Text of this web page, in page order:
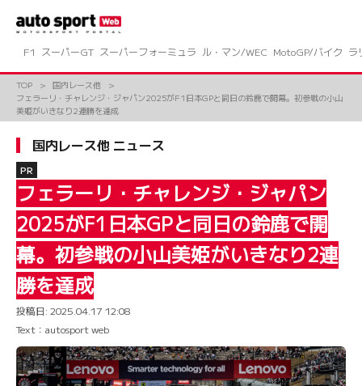
ツ
F1 スーパーGT スーパーフォーミュラ ル・マン/WEC MotoGP/バイク ラ
TOP
国内レース他
フェラーリ・チャレンジ・ジャパン2025がF1日本GPと同日の鈴鹿で開幕。初参戦の小山
美姫がいきなり2連勝を達成
国内レース他 ニュース
PR
フェラーリ・チャレンジ・ジャパン
2025がF1日本GPと同日の鈴鹿で開
幕。初参戦の小山美姫がいきなり2連
勝を達成
投稿日: 2025.04.17 12:08
Text：autosport web